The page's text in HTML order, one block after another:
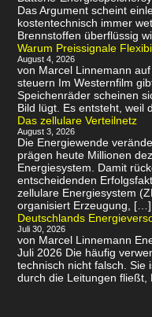
Das Argument scheint
kostentechnisch immer
Brennstoffen überflüssig
Warum Preissignale
August 4, 2026
von Marcel Linnemann
steuern Im Westernfilm
Speichenräder scheinen
Bild lügt. Es entsteht,
Das zellulare Verteilnetz
August 3, 2026
Die Energiewende
prägen heute Millionen
Energiesystem. Damit
entscheidenden
zellulare Energiesystem
organisiert Erzeugung, […]
Deutschlands
Juli 30, 2026
von Marcel Linnemann
Juli 2026 Die häufig
technisch nicht falsch. Sie
durch die Leitungen